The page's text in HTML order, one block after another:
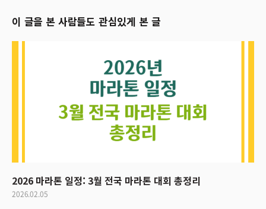
이 글을 본 사람들도 관심있게 본 글
2026 마라톤 일정: 3월 전국 마라톤 대회 총정리
2026.02.05